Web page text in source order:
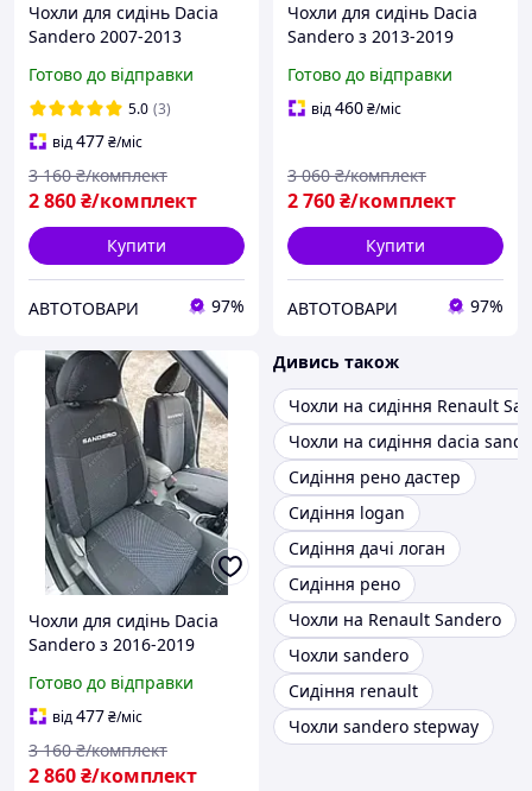
Чохли для сидінь Dacia
Sandero 2007-2013
Чохли в салон Дачіа
Сандеро до 2013 / Чохли
Дача Сандеро
Готово до відправки
5.0 (3)
від477₴/міс
2 860₴/комплект
3 160 ₴/комплект
Купити
АВТОТОВАРИ 97%
Чохли для сидінь Dacia
Sandero з 2013-2019
Чохли в салон Дачіа
Сандро після 2013 /
Готово до відправки
від460₴/міс
2 760₴/комплект
3 060 ₴/комплект
Купити
АВТОТОВАРИ 97%
Чохли для сидінь Dacia
Sandero з 2016-2019
задня спинка) Чохли в
салон Дачіа Сандро
Готово до відправки
від477₴/міс
2 860₴/комплект
3 160 ₴/комплект
Дивись також
Чохли на сидіння Renault
Чохли на сидіння dacia
Сидіння рено дастер
Сидіння logan
Сидіння дачі логан
Сидіння рено
Чохли на Renault Sandero
Чохли sandero
Сидіння renault
Чохли sandero stepway